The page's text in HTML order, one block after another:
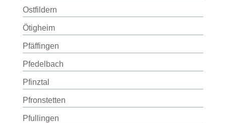
Ostfildern
Ötigheim
Pfäffingen
Pfedelbach
Pfinztal
Pfronstetten
Pfullingen